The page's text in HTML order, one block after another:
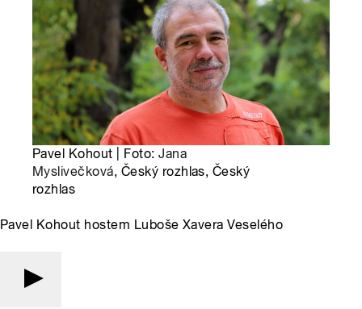
Pavel Kohout | Foto:Jana
Myslivečková, Český rozhlas, Český
rozhlas
Pavel Kohout hostem Luboše Xavera Veselého